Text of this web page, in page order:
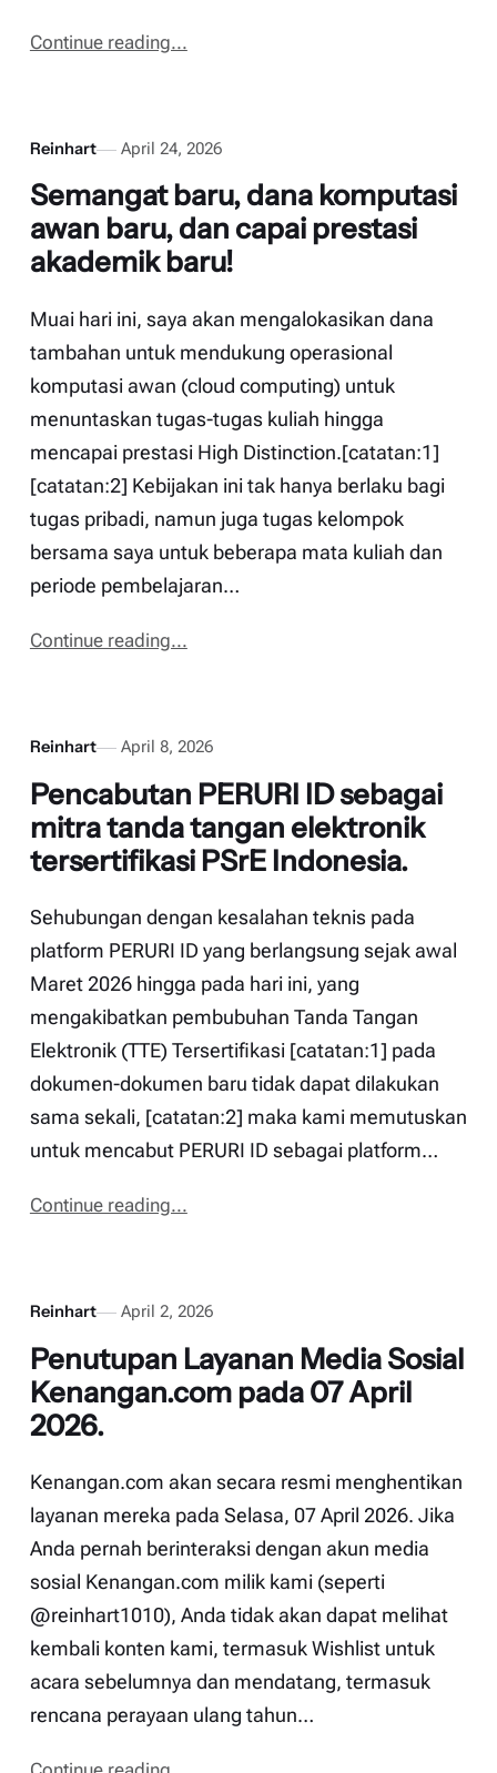
Continue reading...
Reinhart April 24, 2026
Semangat baru, dana komputasi
awan baru, dan capai prestasi
akademik baru!
Muai hari ini, saya akan mengalokasikan dana
tambahan untuk mendukung operasional
komputasi awan (cloud computing) untuk
menuntaskan tugas-tugas kuliah hingga
mencapai prestasi High Distinction.[catatan:1]
[catatan:2] Kebijakan ini tak hanya berlaku bagi
tugas pribadi, namun juga tugas kelompok
bersama saya untuk beberapa mata kuliah dan
periode pembelajaran…
Continue reading...
Reinhart April 8, 2026
Pencabutan PERURI ID sebagai
mitra tanda tangan elektronik
tersertifikasi PSrE Indonesia.
Sehubungan dengan kesalahan teknis pada
platform PERURI ID yang berlangsung sejak awal
Maret 2026 hingga pada hari ini, yang
mengakibatkan pembubuhan Tanda Tangan
Elektronik (TTE) Tersertifikasi [catatan:1] pada
dokumen-dokumen baru tidak dapat dilakukan
sama sekali, [catatan:2] maka kami memutuskan
untuk mencabut PERURI ID sebagai platform…
Continue reading...
Reinhart April 2, 2026
Penutupan Layanan Media Sosial
Kenangan.com pada 07 April
2026.
Kenangan.com akan secara resmi menghentikan
layanan mereka pada Selasa, 07 April 2026. Jika
Anda pernah berinteraksi dengan akun media
sosial Kenangan.com milik kami (seperti
@reinhart1010), Anda tidak akan dapat melihat
kembali konten kami, termasuk Wishlist untuk
acara sebelumnya dan mendatang, termasuk
rencana perayaan ulang tahun…